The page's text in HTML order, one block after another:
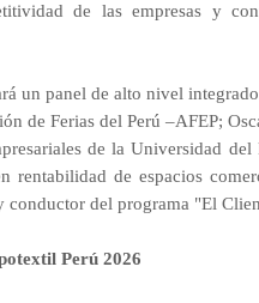
de las empresas y
un panel de alto nivel
de Ferias del Perú –AFEP;
de la Universidad
rentabilidad de espacios
del programa "El
Perú 2026